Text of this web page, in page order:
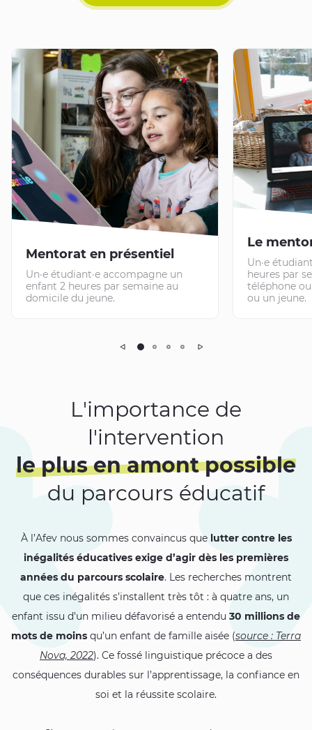
Mentorat en présentiel
Un·e étudiant·e accompagne un
enfant 2 heures par semaine au
domicile du jeune.
Le
Un·e
heures par
téléphone
ou un jeune.
L'importance de
l'intervention
le plus en amont possible
du parcours éducatif
À l’Afev nous sommes convaincus que lutter contre les
inégalités éducatives exige d’agir dès les premières
années du parcours scolaire. Les recherches montrent
que ces inégalités s’installent très tôt : à quatre ans, un
enfant issu d’un milieu défavorisé a entendu 30 millions de
mots de moins qu’un enfant de famille aisée (source : Terra
Nova, 2022). Ce fossé linguistique précoce a des
conséquences durables sur l’apprentissage, la confiance en
soi et la réussite scolaire.